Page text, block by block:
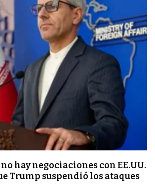
hay negociaciones con EE.UU.
Trump suspendió los ataques